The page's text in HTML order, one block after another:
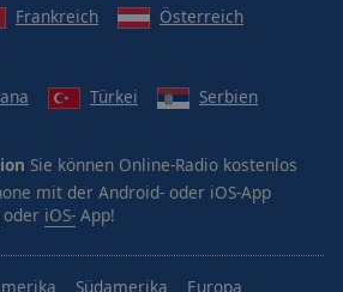
Frankreich Österreich
Türkei Serbien
Sie können Online-Radio kostenlos
mit der Android- oder iOS-App
oder iOS- App!
Südamerika Europa